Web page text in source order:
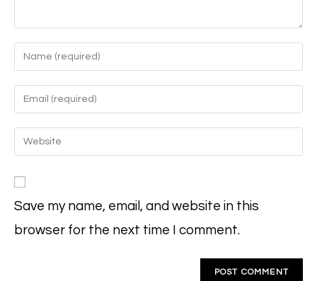
your
name
comment
your
email
address
your
URL
(optional)
Save my name, email, and website in this
browser for the next time I comment.